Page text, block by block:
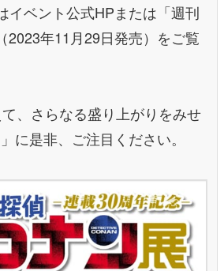
イベント公式HPまたは「週刊
2023年11月29日発売）をご覧
、さらなる盛り上がりをみせ
に是非、ご注目ください。